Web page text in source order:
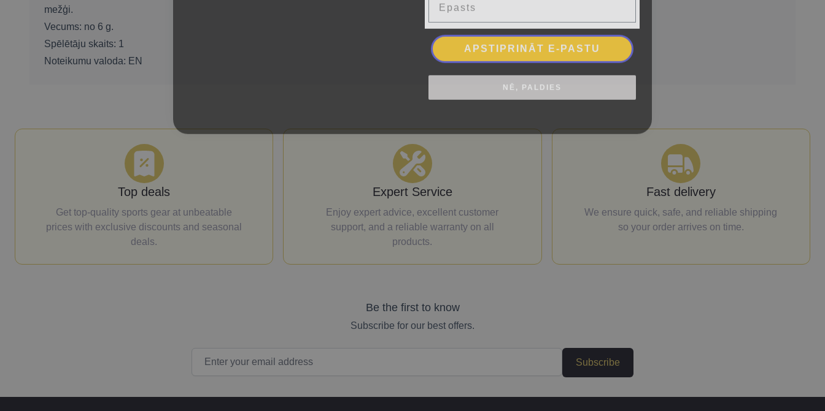
mežģi.
Vecums: no 6 g.
Spēlētāju skaits: 1
Noteikumu valoda: EN
Top deals
Get top-quality sports gear at unbeatable
prices with exclusive discounts and seasonal
deals.
Expert Service
Enjoy expert advice, excellent customer
support, and a reliable warranty on all
products.
Fast delivery
We ensure quick, safe, and reliable shipping
so your order arrives on time.
Be the first to know
Subscribe for our best offers.
Subscribe
APSTIPRINĀT E-PASTU